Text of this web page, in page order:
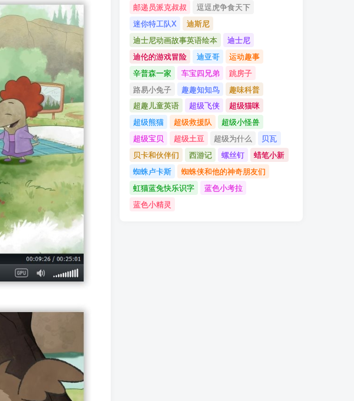
邮递员派克叔叔
逗逗虎争食天下
迷你特工队X
迪斯尼
迪士尼动画故事英语绘本
迪士尼
迪伦的游戏冒险
迪亚哥
运动趣事
辛普森一家
车宝四兄弟
跳房子
路易小兔子
趣趣知知鸟
趣味科普
超趣儿童英语
超级飞侠
超级猫咪
超级熊猫
超级救援队
超级小怪兽
超级宝贝
超级土豆 超级为什么
贝瓦
贝卡和伙伴们
西游记 螺丝钉
蜡笔小新
蜘蛛卢卡斯
蜘蛛侠和他的神奇朋友们
虹猫蓝兔快乐识字
蓝色小考拉
蓝色小精灵